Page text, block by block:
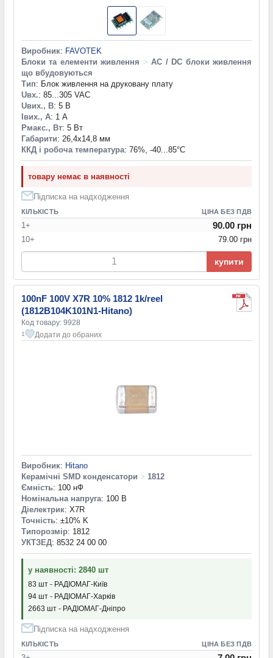
Виробник: FAVOTEK
Блоки та елементи живлення > AC / DC блоки живлення
що вбудовуються
Тип: Блок живлення на друковану плату
Uвх.: 85...305 VAC
Uвих., В: 5 В
Iвих., А: 1 А
Pмакс., Вт: 5 Вт
Габарити: 26,4x14,8 мм
ККД і робоча температура: 76%, -40...85°С
товару немає в наявності
Підписка на надходження
КІЛЬКІСТЬ ЦІНА БЕЗ ПДВ
1+ 90.00 грн
10+ 79.00 грн
купити
100nF 100V X7R 10% 1812 1k/reel
(1812B104K101N1-Hitano)
Код товару: 9928
1 Додати до обраних
Виробник: Hitano
Керамічні SMD конденсатори > 1812
Ємність: 100 нФ
Номінальна напруга: 100 В
Діелектрик: X7R
Точність: ±10% K
Типорозмір: 1812
УКТЗЕД: 8532 24 00 00
у наявності: 2840 шт
83 шт - РАДІОМАГ-Київ
94 шт - РАДІОМАГ-Харків
2663 шт - РАДІОМАГ-Дніпро
Підписка на надходження
КІЛЬКІСТЬ ЦІНА БЕЗ ПДВ